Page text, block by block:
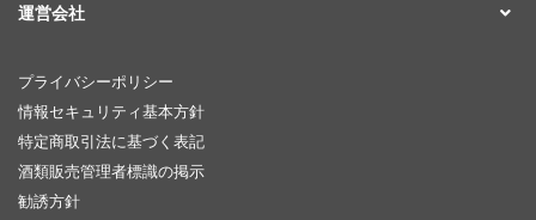
運営会社
プライバシーポリシー
情報セキュリティ基本方針
特定商取引法に基づく表記
酒類販売管理者標識の掲示
勧誘方針